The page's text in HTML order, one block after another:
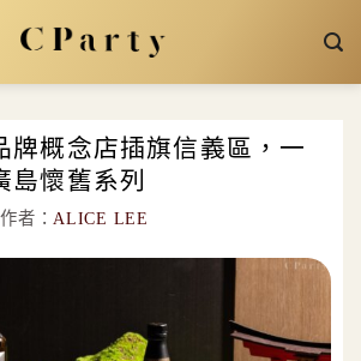
牌概念店插旗信義區，一
島懷舊系列
作者：ALICE LEE